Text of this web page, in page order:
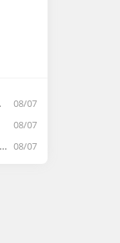
08/07
08/07
08/07